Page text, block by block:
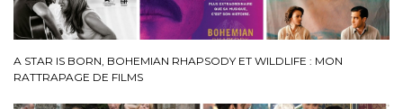
A STAR IS BORN, BOHEMIAN RHAPSODY ET WILDLIFE : MON
RATTRAPAGE DE FILMS